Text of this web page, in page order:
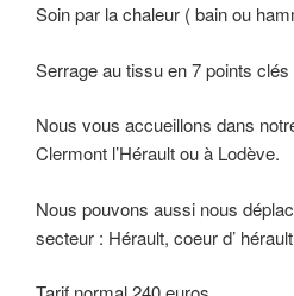
Soin par la chaleur ( bain ou
Serrage au tissu en 7 points clés
Nous vous accueillons dans
Clermont l’Hérault ou à Lodève.
Nous pouvons aussi nous
secteur : Hérault, coeur d’